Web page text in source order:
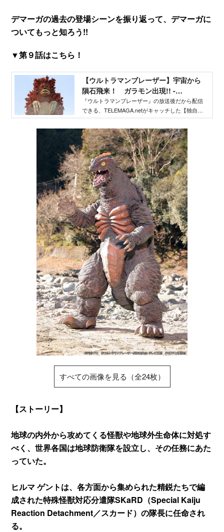
デマーガの過去の登場シーンを振り返って、デマーガに
ついてもっと知ろう!!
▼第９話はこちら！
【ウルトラマンブレーザー】宇宙から
隕石飛来！ ガラモン出現!! -
TELEMAGA.net｜講談社
『ウルトラマンブレーザー』の放送後だから配信
できる、TELEMAGA.netがキャッチした【独自】
ではわからない、ウルトラマンや怪獣、宇宙人の
情報が満載です！
すべての画像を見る（全24枚）
【ストーリー】
地球の内外から攻めてくる怪獣や地球外生命体に対処す
べく、世界各国は地球防衛隊を設立し、その任務にあた
っていた。
ヒルマ ゲントは、各方面から集められた精鋭たちで編
成された特殊怪獣対応分遣隊SKaRD（Special Kaiju
Reaction Detachment／スカード）の隊長に任命され
る。